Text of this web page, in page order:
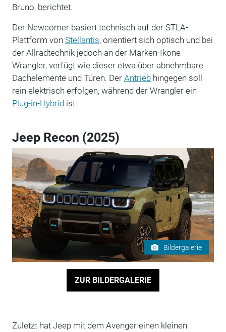
Bruno, berichtet.
Der Newcomer basiert technisch auf der STLA-
Plattform von Stellantis, orientiert sich optisch und bei
der Allradtechnik jedoch an der Marken-Ikone
Wrangler, verfügt wie dieser etwa über abnehmbare
Dachelemente und Türen. Der Antriebhingegen soll
rein elektrisch erfolgen, während der Wrangler ein
Plug-in-Hybridist.
Jeep Recon (2025)
Bildergalerie
ZUR BILDERGALERIE
Zuletzt hat Jeep mit dem Avenger einen kleinen